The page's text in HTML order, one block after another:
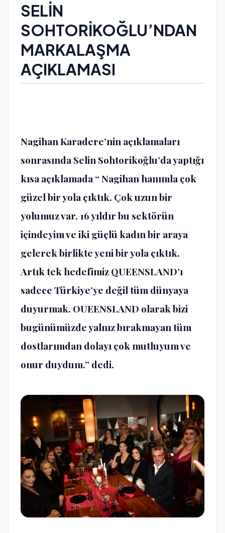
SELİN
SOHTORİKOĞLU’NDAN
MARKALAŞMA
AÇIKLAMASI
Nagihan Karadere’nin açıklamaları
sonrasında Selin Sohtorikoğlu’da yaptığı
kısa açıklamada “ Nagihan hanımla çok
güzel bir yola çıktık. Çok uzun bir
yolumuz var. 16 yıldır bu sektörün
içindeyim ve iki güçlü kadın bir araya
gelerek birlikte yeni bir yola çıktık.
Artık tek hedefimiz QUEENSLAND’ı
sadece Türkiye’ye değil tüm dünyaya
duyurmak. OUEENSLAND olarak bizi
bugünümüzde yalnız bırakmayan tüm
dostlarımdan dolayı çok mutluyum ve
onur duydum.” dedi.